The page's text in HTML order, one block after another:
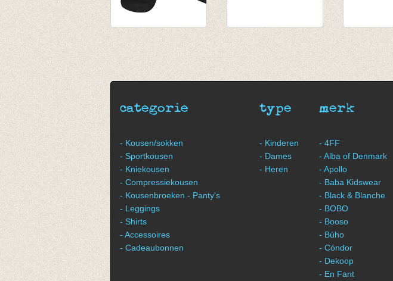
categorie
- Kousen/sokken
- Sportkousen
- Kniekousen
- Compressiekousen
- Kousenbroeken - Panty's
- Leggings
- Shirts
- Accessoires
- Cadeaubonnen
type
- Kinderen
- Dames
- Heren
merk
- 4FF
- Alba of Denmark
- Apollo
- Baba Kidswear
- Black & Blanche
- BOBO
- Booso
- Búho
- Cóndor
- Dekoop
- En Fant